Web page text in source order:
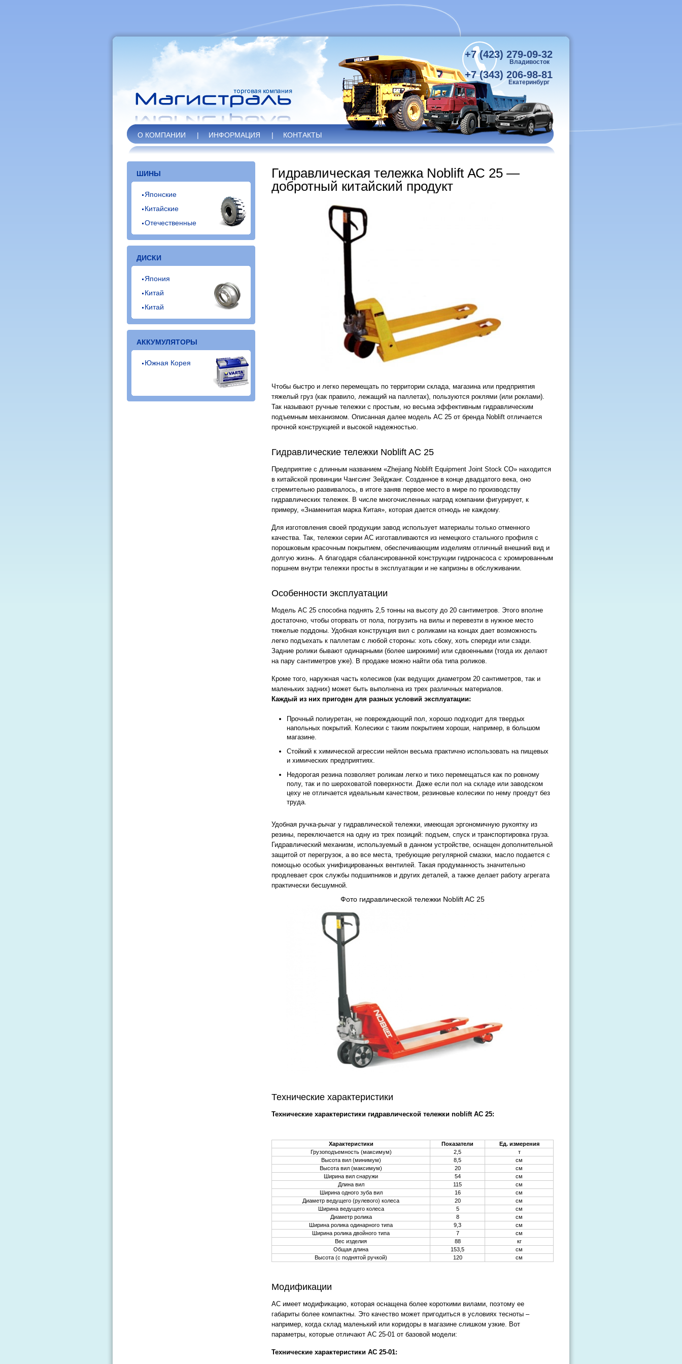
+7 (423) 279-09-32
Владивосток
+7 (343) 206-98-81
Екатеринбург
О КОМПАНИИ | ИНФОРМАЦИЯ | КОНТАКТЫ
ШИНЫ
Японские
Китайские
Отечественные
ДИСКИ
Япония
Китай
Китай
АККУМУЛЯТОРЫ
Южная Корея
Гидравлическая тележка Noblift АС 25 —
добротный китайский продукт
Чтобы быстро и легко перемещать по территории склада, магазина или предприятия
тяжелый груз (как правило, лежащий на паллетах), пользуются роклями (или роклами).
Так называют ручные тележки с простым, но весьма эффективным гидравлическим
подъемным механизмом. Описанная далее модель АС 25 от бренда Noblift отличается
прочной конструкцией и высокой надежностью.
Гидравлические тележки Noblift AC 25
Предприятие с длинным названием «Zhejiang Noblift Equipment Joint Stock CO» находится
в китайской провинции Чангсинг Зейджанг. Созданное в конце двадцатого века, оно
стремительно развивалось, в итоге заняв первое место в мире по производству
гидравлических тележек. В числе многочисленных наград компании фигурирует, к
примеру, «Знаменитая марка Китая», которая дается отнюдь не каждому.
Для изготовления своей продукции завод использует материалы только отменного
качества. Так, тележки серии АС изготавливаются из немецкого стального профиля с
порошковым красочным покрытием, обеспечивающим изделиям отличный внешний вид и
долгую жизнь. А благодаря сбалансированной конструкции гидронасоса с хромированным
поршнем внутри тележки просты в эксплуатации и не капризны в обслуживании.
Особенности эксплуатации
Модель АС 25 способна поднять 2,5 тонны на высоту до 20 сантиметров. Этого вполне
достаточно, чтобы оторвать от пола, погрузить на вилы и перевезти в нужное место
тяжелые поддоны. Удобная конструкция вил с роликами на концах дает возможность
легко подъехать к паллетам с любой стороны: хоть сбоку, хоть спереди или сзади.
Задние ролики бывают одинарными (более широкими) или сдвоенными (тогда их делают
на пару сантиметров уже). В продаже можно найти оба типа роликов.
Кроме того, наружная часть колесиков (как ведущих диаметром 20 сантиметров, так и
маленьких задних) может быть выполнена из трех различных материалов.
Каждый из них пригоден для разных условий эксплуатации:
Прочный полиуретан, не повреждающий пол, хорошо подходит для твердых
напольных покрытий. Колесики с таким покрытием хороши, например, в большом
магазине.
Стойкий к химической агрессии нейлон весьма практично использовать на пищевых
и химических предприятиях.
Недорогая резина позволяет роликам легко и тихо перемещаться как по ровному
полу, так и по шероховатой поверхности. Даже если пол на складе или заводском
цеху не отличается идеальным качеством, резиновые колесики по нему проедут без
труда.
Удобная ручка-рычаг у гидравлической тележки, имеющая эргономичную рукоятку из
резины, переключается на одну из трех позиций: подъем, спуск и транспортировка груза.
Гидравлический механизм, используемый в данном устройстве, оснащен дополнительной
защитой от перегрузок, а во все места, требующие регулярной смазки, масло подается с
помощью особых унифицированных вентилей. Такая продуманность значительно
продлевает срок службы подшипников и других деталей, а также делает работу агрегата
практически бесшумной.
Фото гидравлической тележки Noblift AC 25
Технические характеристики
Технические характеристики гидравлической тележки noblift AC 25:
Характеристики Показатели
Ед. измерения
Грузоподъемность (максимум)
2,5
т
Высота вил (минимум)
8,5
см
Высота вил (максимум)
20
см
Ширина вил снаружи
54
см
Длина вил
115
см
Ширина одного зуба вил
16
см
Диаметр ведущего (рулевого) колеса
20
см
Ширина ведущего колеса
5
см
Диаметр ролика
8
см
Ширина ролика одинарного типа
9,3
см
Ширина ролика двойного типа
7
см
Вес изделия
88
кг
Общая длина
153,5
см
Высота (с поднятой ручкой)
120 см
Модификации
AC имеет модификацию, которая оснащена более короткими вилами, поэтому ее
габариты более компактны. Это качество может пригодиться в условиях тесноты –
например, когда склад маленький или коридоры в магазине слишком узкие. Вот
параметры, которые отличают АС 25-01 от базовой модели:
Технические характеристики АС 25-01: